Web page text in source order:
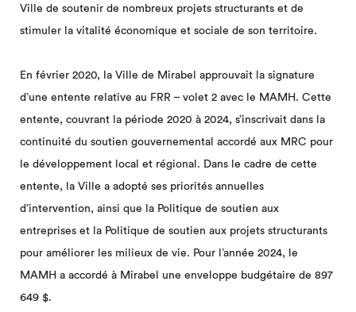
Ville de soutenir de nombreux projets structurants et de
stimuler la vitalité économique et sociale de son territoire.
En février 2020, la Ville de Mirabel approuvait la signature
d’une entente relative au FRR – volet 2 avec le MAMH. Cette
entente, couvrant la période 2020 à 2024, s’inscrivait dans la
continuité du soutien gouvernemental accordé aux MRC pour
le développement local et régional. Dans le cadre de cette
entente, la Ville a adopté ses priorités annuelles
d’intervention, ainsi que la Politique de soutien aux
entreprises et la Politique de soutien aux projets structurants
pour améliorer les milieux de vie. Pour l’année 2024, le
MAMH a accordé à Mirabel une enveloppe budgétaire de 897
649 $.